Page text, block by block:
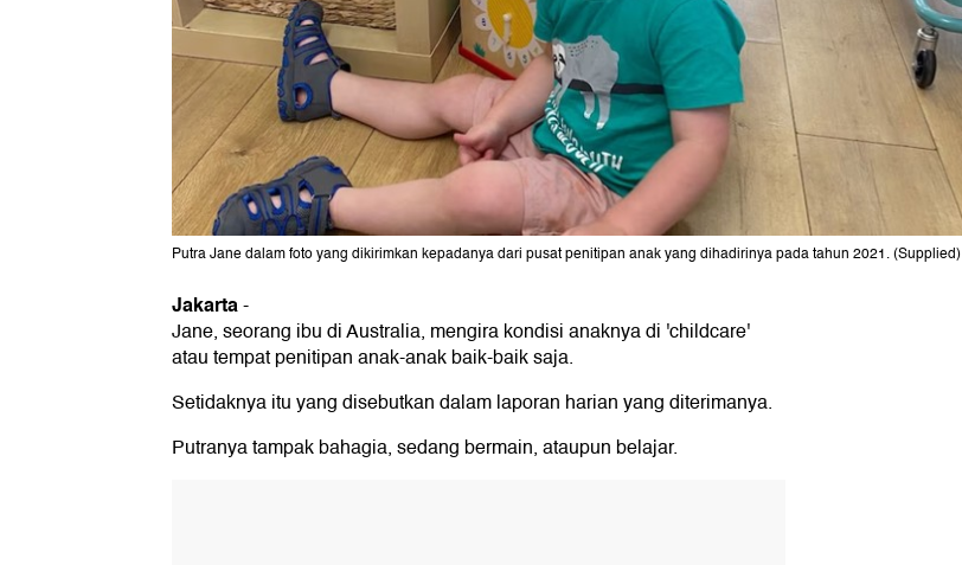
Putra Jane dalam foto yang dikirimkan kepadanya dari pusat penitipan anak yang dihadirinya pada tahun 2021. (Supplied)
Jakarta-
Jane, seorang ibu di Australia, mengira kondisi anaknya di 'childcare'
atau tempat penitipan anak-anak baik-baik saja.
Setidaknya itu yang disebutkan dalam laporan harian yang diterimanya.
Putranya tampak bahagia, sedang bermain, ataupun belajar.